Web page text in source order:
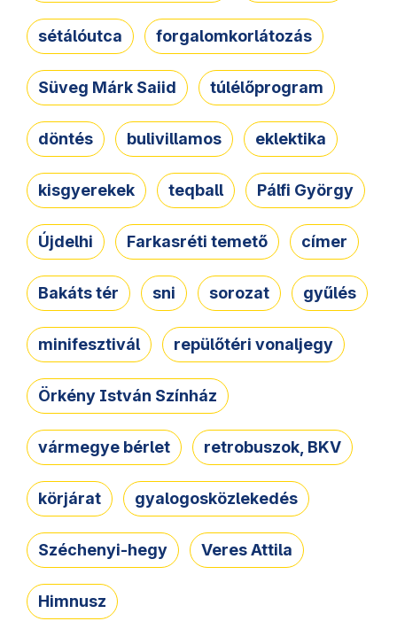
sétálóutca forgalomkorlátozás
Süveg Márk Saiid túlélőprogram
döntés bulivillamos eklektika
kisgyerekek teqball Pálfi György
Újdelhi Farkasréti temető címer
Bakáts tér sni sorozat gyűlés
minifesztivál repülőtéri vonaljegy
Örkény István Színház
vármegye bérlet retrobuszok, BKV
körjárat gyalogosközlekedés
Széchenyi-hegy Veres Attila
Himnusz